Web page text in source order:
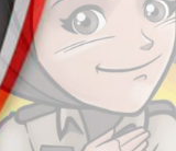
Polri Jadi